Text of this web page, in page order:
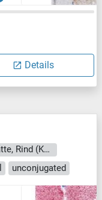
Details
Reaktivität: Human, Maus, Ratte, Rind (Kuh), Kaninchen, Hund, Meerschweinchen, Pferd, Zebrafisch (Danio rerio)
unconjugated